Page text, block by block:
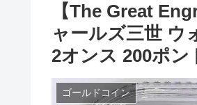
【The Great
ャールズ三世 ウ
2オンス 200ポン
ゴールドコイン